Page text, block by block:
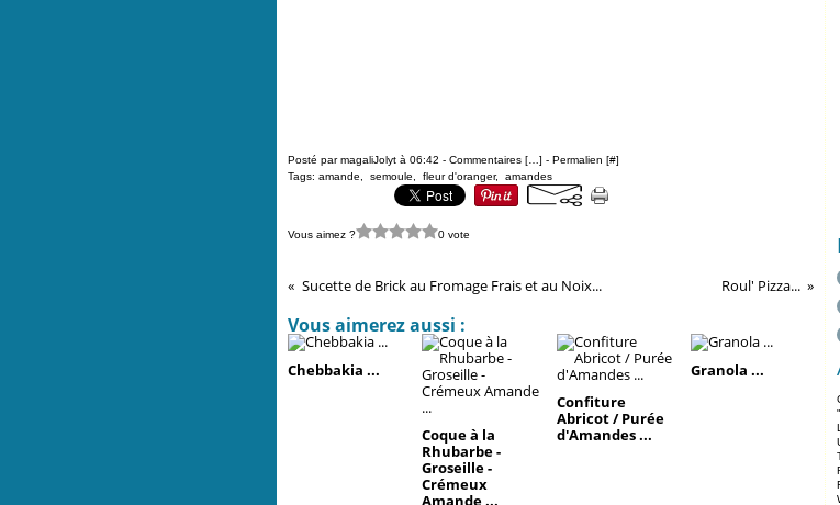
Posté par magaliJolyt à 06:42 - Commentaires [ ] - Permalien [#]
Tags: amande semoule fleur d'oranger, amandes
Vous aimez ? 0 vote
Sucette de Brick au Fromage Frais et au Noix... Roul' Pizza...
Vous aimerez aussi :
Chebbakia ...
Coque à la
Rhubarbe -
Groseille -
Crémeux
Amande ...
Confiture
Abricot / Purée
d'Amandes ...
Granola ...